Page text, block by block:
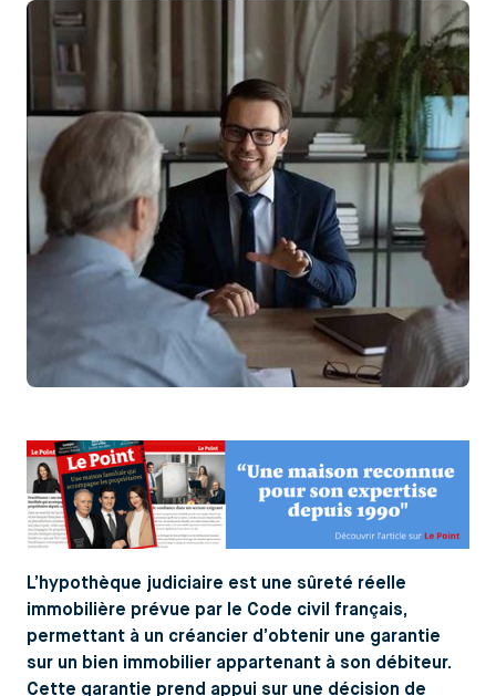
L’hypothèque judiciaire est une sûreté réelle
immobilière prévue par le Code civil français,
permettant à un créancier d’obtenir une garantie
sur un bien immobilier appartenant à son débiteur.
Cette garantie prend appui sur une décision de